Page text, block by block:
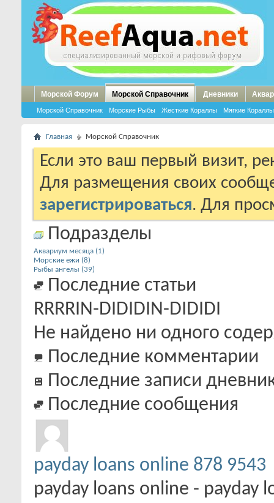
Морской Форум Морской Справочник
Морской Справочник Морские Рыбы Жесткие Кораллы Мягкие Кораллы
Дневники
Главная Морской Справочник
Если это ваш первый визит,
Для размещения своих
зарегистрироваться. Для
Подразделы
Аквариум месяца (1)
Морские ежи (8)
Рыбы ангелы (39)
Последние статьи
RRRRIN-DIDIDIN-DIDIDI
Не найдено ни одного
Последние комментарии
Последние записи
Последние сообщения
payday loans online 878 9543
payday loans online - payday